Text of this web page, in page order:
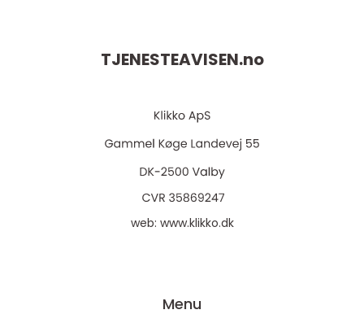
TJENESTEAVISEN.no
web: www.klikko.dk
Menu